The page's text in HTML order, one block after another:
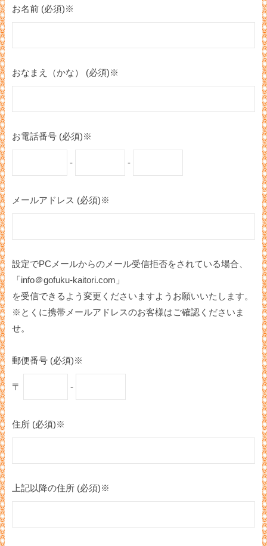
お名前 (必須)※
おなまえ（かな） (必須)※
お電話番号 (必須)※
- -
メールアドレス (必須)※
設定でPCメールからのメール受信拒否をされている場合、
「info＠gofuku-kaitori.com」
を受信できるよう変更くださいますようお願いいたします。
※とくに携帯メールアドレスのお客様はご確認くださいま
せ。
郵便番号 (必須)※
〒 -
住所 (必須)※
上記以降の住所 (必須)※